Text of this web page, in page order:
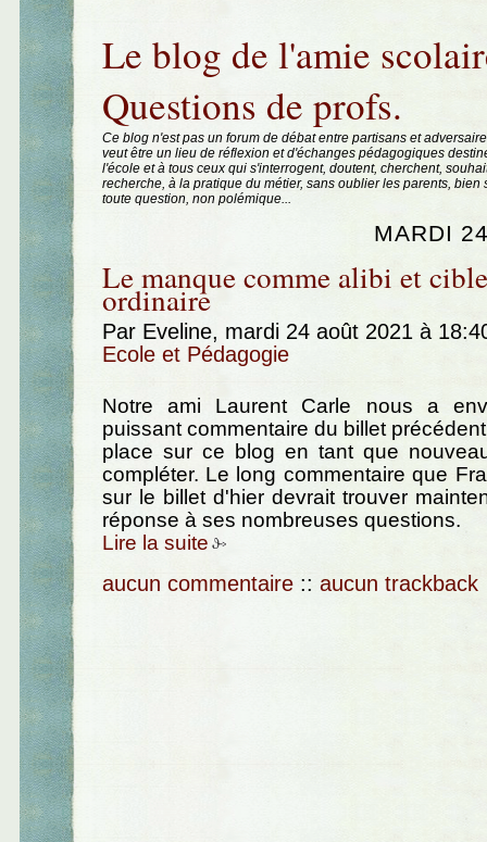
Le blog de l'amie
Questions de profs.
Ce blog n'est pas un forum de débat entre partisans et
veut être un lieu de réflexion et d'échanges pédagogiques
l'école et à tous ceux qui s'interrogent, doutent, cherchent,
recherche, à la pratique du métier, sans oublier les parents, bien
toute question, non polémique...
MARDI
Le manque comme alibi et
ordinaire
Par Eveline, mardi 24 août 2021 à
Ecole et Pédagogie
Notre ami Laurent Carle nous a
puissant commentaire du billet
place sur ce blog en tant que
compléter. Le long commentaire que
sur le billet d'hier devrait trouver
réponse à ses nombreuses questions.
Lire la suite
aucun commentaire :: aucun trackback